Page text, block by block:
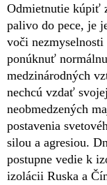
Odmietnutie kúpiť
palivo do pece, je
voči
ponúknuť
medzinárodných
nechcú vzdať
neobmedzených
postavenia
silou a agresiou.
postupne vedie k
izolácii Ruska a